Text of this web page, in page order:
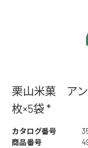
栗山米菓 ア
枚×5袋 *
カタログ番号
商品番号